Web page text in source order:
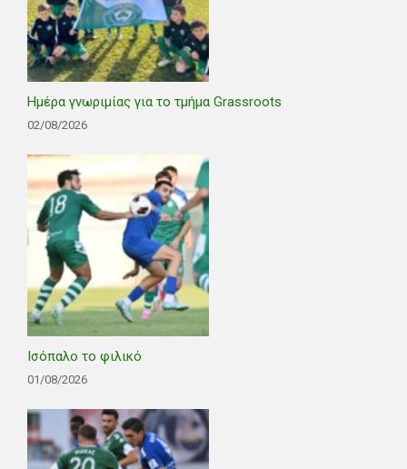
Ημέρα γνωριμίας για το τμήμα Grassroots
02/08/2026
Ισόπαλο το φιλικό
01/08/2026